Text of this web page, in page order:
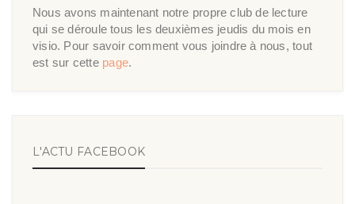
Nous avons maintenant notre propre club de lecture
qui se déroule tous les deuxièmes jeudis du mois en
visio. Pour savoir comment vous joindre à nous, tout
est sur cette page.
L'ACTU FACEBOOK